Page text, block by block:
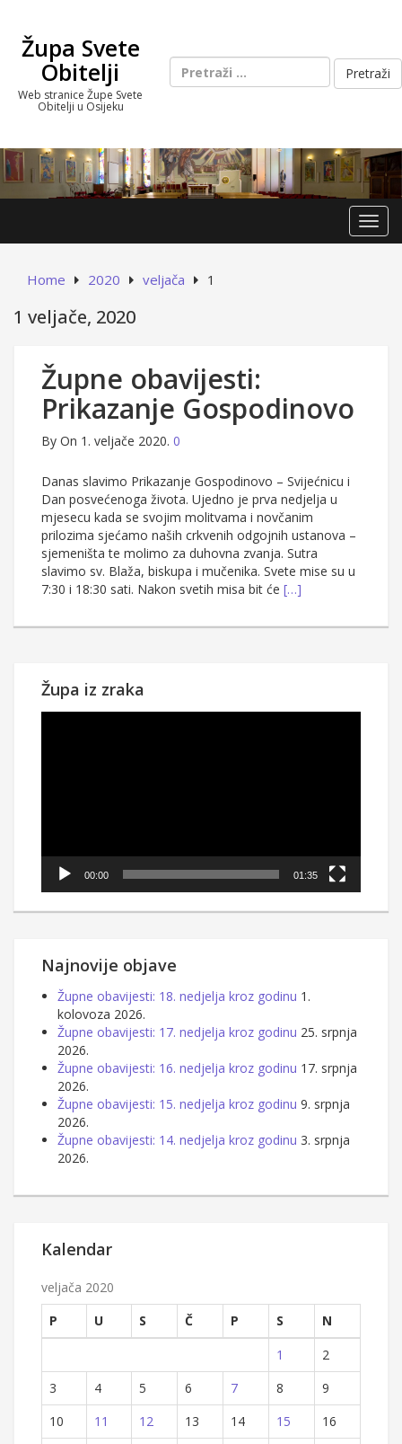
contentŽupa Svete
Obitelji
Web stranice Župe Svete
Obitelji u Osijeku
Pretraži:
Home 2020 veljača 1
1 veljače, 2020
Župne obavijesti:
Prikazanje Gospodinovo
By On 1. veljače 2020. 0
Danas slavimo Prikazanje Gospodinovo – Svijećnicu i
Dan posvećenoga života. Ujedno je prva nedjelja u
mjesecu kada se svojim molitvama i novčanim
prilozima sjećamo naših crkvenih odgojnih ustanova –
sjemeništa te molimo za duhovna zvanja. Sutra
slavimo sv. Blaža, biskupa i mučenika. Svete mise su u
7:30 i 18:30 sati. Nakon svetih misa bit će […]
Župa iz zraka
00:00 01:35
Najnovije objave
Župne obavijesti: 18. nedjelja kroz godinu 1.
kolovoza 2026.
Župne obavijesti: 17. nedjelja kroz godinu 25. srpnja
2026.
Župne obavijesti: 16. nedjelja kroz godinu 17. srpnja
2026.
Župne obavijesti: 15. nedjelja kroz godinu 9. srpnja
2026.
Župne obavijesti: 14. nedjelja kroz godinu 3. srpnja
2026.
Kalendar
veljača 2020
P
U S Č P S
N
1
2
3
4 5 6 7 8
9
10
11 12 13 14 15
16